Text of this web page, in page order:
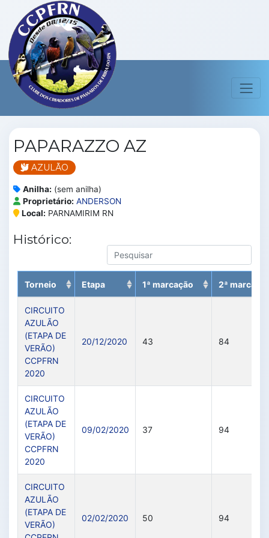
PAPARAZZO AZ
AZULÃO
Anilha: (sem anilha)
Proprietário: ANDERSON
Local: PARNAMIRIM RN
Histórico:
Torneio Etapa 1ª marcação 2ª
CIRCUITO
AZULÃO
(ETAPA DE
VERÃO)
CCPFRN
2020
20/12/2020 43 84
CIRCUITO
AZULÃO
(ETAPA DE
VERÃO)
CCPFRN
2020
09/02/2020 37 94
CIRCUITO
AZULÃO
(ETAPA DE
VERÃO)
02/02/2020 50 94